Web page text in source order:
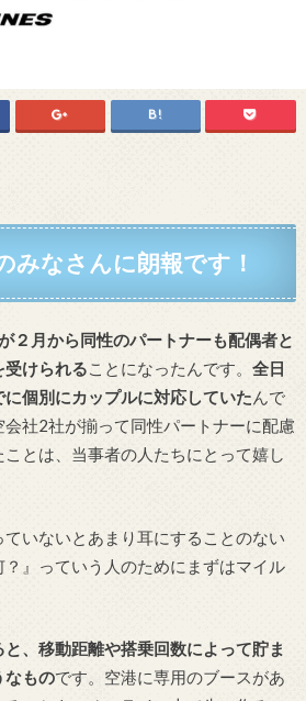
みなさんに朗報です！
２月から同性のパートナーも配偶者と
受けられることになったんです。 全日
に個別にカップルに対応していたんで
社2社が揃って同性パートナーに配慮
とは、当事者の人たちにとって嬉し
いないとあまり耳にすることのない
』っていう人のためにまずはマイル
、移動距離や搭乗回数によって貯ま
なものです。空港に専用のブースがあ